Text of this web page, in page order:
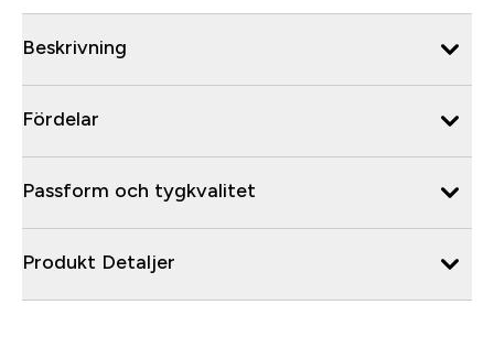
Beskrivning
Fördelar
Passform och tygkvalitet
Produkt Detaljer